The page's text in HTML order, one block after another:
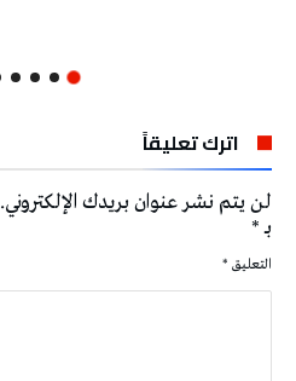
اترك تعليقاً
لن يتم نشر عنوان بريدك الإلكتروني.
بـ*
التعليق *